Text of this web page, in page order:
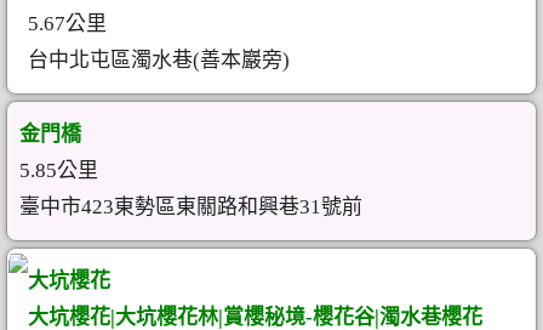
5.67公里
台中北屯區濁水巷(善本巖旁)
金門橋
5.85公里
臺中市423東勢區東關路和興巷31號前
大坑櫻花
大坑櫻花|大坑櫻花林|賞櫻秘境-櫻花谷|濁水巷櫻花